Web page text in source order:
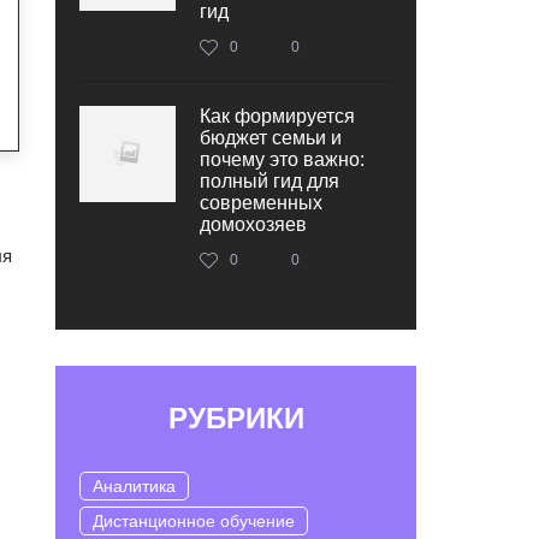
гид
0 0
Как формируется
бюджет семьи и
почему это важно:
полный гид для
современных
домохозяев
0 0
РУБРИКИ
Аналитика
Дистанционное обучение